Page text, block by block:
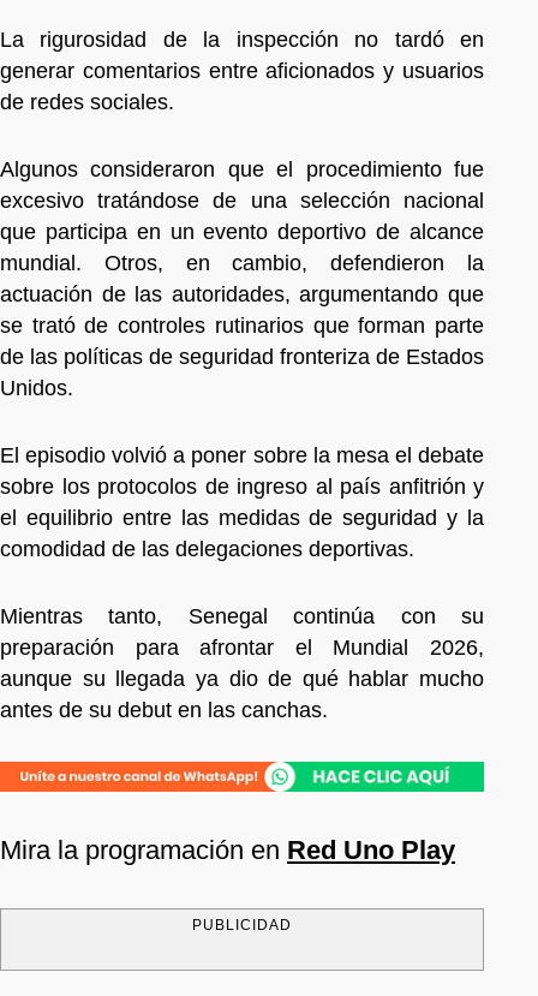
La rigurosidad de la inspección no tardó en
generar comentarios entre aficionados y usuarios
de redes sociales.
Algunos consideraron que el procedimiento fue
excesivo tratándose de una selección nacional
que participa en un evento deportivo de alcance
mundial. Otros, en cambio, defendieron la
actuación de las autoridades, argumentando que
se trató de controles rutinarios que forman parte
de las políticas de seguridad fronteriza de Estados
Unidos.
El episodio volvió a poner sobre la mesa el debate
sobre los protocolos de ingreso al país anfitrión y
el equilibrio entre las medidas de seguridad y la
comodidad de las delegaciones deportivas.
Mientras tanto, Senegal continúa con su
preparación para afrontar el Mundial 2026,
aunque su llegada ya dio de qué hablar mucho
antes de su debut en las canchas.
Mira la programación en Red Uno Play
PUBLICIDAD